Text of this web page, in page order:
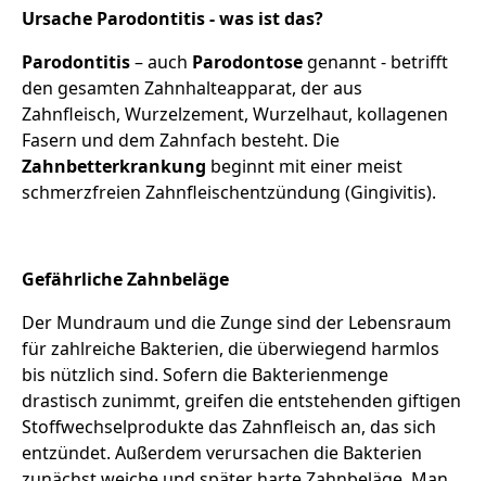
Ursache Parodontitis - was ist das?
Parodontitis– auch Parodontosegenannt - betrifft
den gesamten Zahnhalteapparat, der aus
Zahnfleisch, Wurzelzement, Wurzelhaut, kollagenen
Fasern und dem Zahnfach besteht. Die
Zahnbetterkrankung beginnt mit einer meist
schmerzfreien Zahnfleischentzündung (Gingivitis).
Gefährliche Zahnbeläge
Der Mundraum und die Zunge sind der Lebensraum
für zahlreiche Bakterien, die überwiegend harmlos
bis nützlich sind. Sofern die Bakterienmenge
drastisch zunimmt, greifen die entstehenden giftigen
Stoffwechselprodukte das Zahnfleisch an, das sich
entzündet. Außerdem verursachen die Bakterien